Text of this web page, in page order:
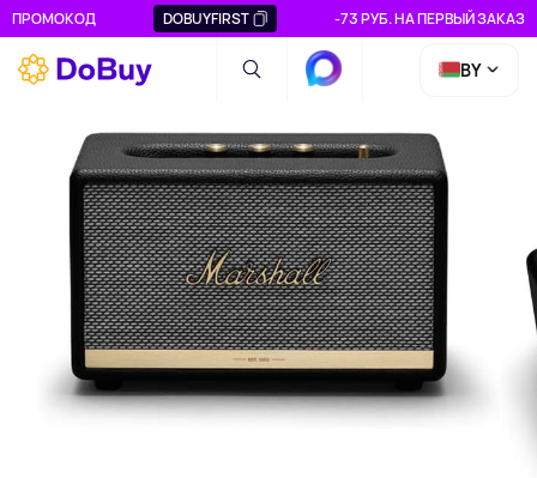
ПРОМОКОД DOBUYFIRST -73 РУБ. НА ПЕРВЫЙ ЗАКАЗ
BY